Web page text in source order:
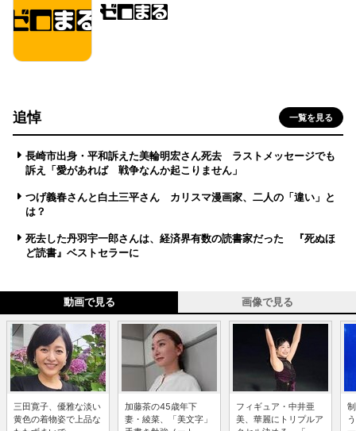
追悼 一覧を見る
長崎市出身・平和訴えた美輪明宏さん死去 ラストメッセージでも
訴え「愛があれば 戦争なんか起こりません」
つげ義春さんと白土三平さん カリスマ漫画家、二人の「違い」と
は？
死去した丹羽宇一郎さんは、経済界有数の読書家だった 『死ぬほ
ど読書』ベストセラーに
動画で見る 画像で見る
三田寛子、優雅な淡い
黄色の着物姿で上品な
加藤茶の45歳年下
妻・綾菜、「美文字」
フィギュア・中井亜
美、華麗にトリプルア